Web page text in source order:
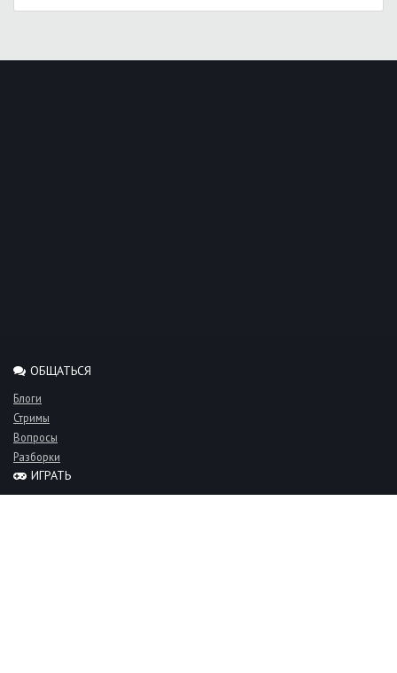
ОБЩАТЬСЯ
Блоги
Стримы
Вопросы
Разборки
ИГРАТЬ